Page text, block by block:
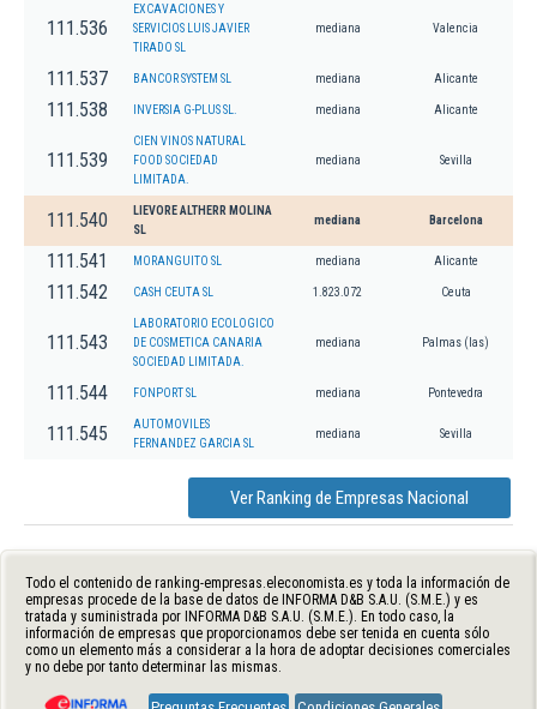
111.536
EXCAVACIONES Y
SERVICIOS LUIS JAVIER
TIRADO SL
mediana Valencia
111.537 BANCOR SYSTEM SL mediana Alicante
111.538 INVERSIA G-PLUS SL. mediana Alicante
111.539
CIEN VINOS NATURAL
FOOD SOCIEDAD
LIMITADA.
mediana Sevilla
111.540
LIEVORE ALTHERR MOLINA
SL
mediana Barcelona
111.541 MORANGUITO SL mediana Alicante
111.542 CASH CEUTA SL 1.823.072 Ceuta
111.543
LABORATORIO ECOLOGICO
DE COSMETICA CANARIA
SOCIEDAD LIMITADA.
mediana Palmas (las)
111.544 FONPORT SL mediana Pontevedra
111.545
AUTOMOVILES
FERNANDEZ GARCIA SL
mediana Sevilla
Ver Ranking de Empresas Nacional
Todo el contenido de ranking-empresas.eleconomista.es y toda la información de
empresas procede de la base de datos de INFORMA D&B S.A.U. (S.M.E.) y es
tratada y suministrada por INFORMA D&B S.A.U. (S.M.E.). En todo caso, la
información de empresas que proporcionamos debe ser tenida en cuenta sólo
como un elemento más a considerar a la hora de adoptar decisiones comerciales
y no debe por tanto determinar las mismas.